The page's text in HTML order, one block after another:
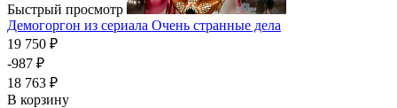
Быстрый просмотр
Демогоргон из сериала Очень странные дела
19 750 ₽
-987 ₽
18 763 ₽
В корзину